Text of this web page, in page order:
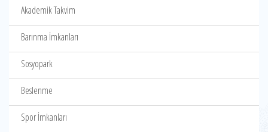
Akademik Takvim
Barınma İmkanları
Sosyopark
Beslenme
Spor İmkanları